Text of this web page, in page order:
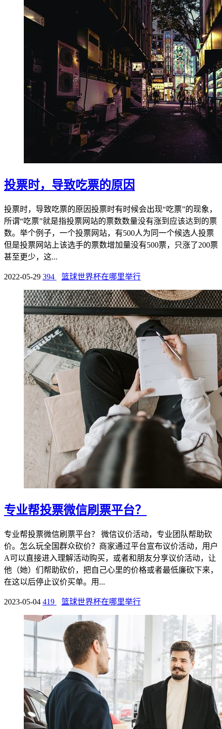
投票时，导致吃票的原因
投票时，导致吃票的原因投票时有时候会出现“吃票”的现象，
所谓“吃票”就是指投票网站的票数数量没有涨到应该达到的票
数。举个例子，一个投票网站，有500人为同一个候选人投票
但是投票网站上该选手的票数增加量没有500票，只涨了200票
甚至更少，这...
2022-05-29 394 篮球世界杯在哪里举行
专业帮投票微信刷票平台？
专业帮投票微信刷票平台？ 微信议价活动，专业团队帮助砍
价。怎么玩全国群众砍价？商家通过平台宣布议价活动，用户
A可以直接进入理解活动购买，或者和朋友分享议价活动，让
他（她）们帮助砍价，把自己心里的价格或者最低廉砍下来，
在这以后停止议价买单。用...
2023-05-04 419 篮球世界杯在哪里举行